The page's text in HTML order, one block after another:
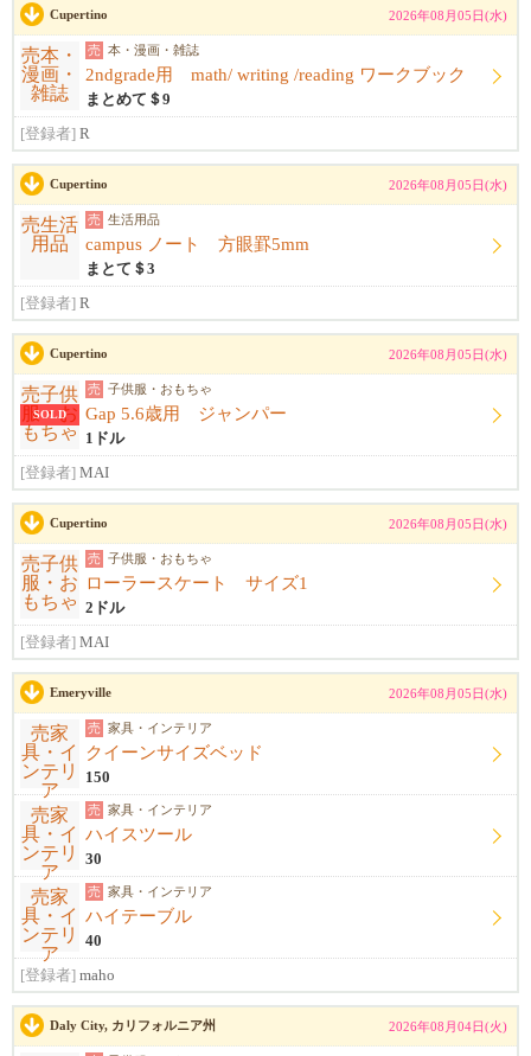
Cupertino 2026年08月05日(水)
売 本・漫画・雑誌
2ndgrade用 math/ writing /reading ワークブック
まとめて＄9
[登録者] R
Cupertino 2026年08月05日(水)
売 生活用品
campus ノート 方眼罫5mm
まとて＄3
[登録者] R
Cupertino 2026年08月05日(水)
SOLD
売 子供服・おもちゃ
Gap 5.6歳用 ジャンパー
1ドル
[登録者] MAI
Cupertino 2026年08月05日(水)
売 子供服・おもちゃ
ローラースケート サイズ1
2ドル
[登録者] MAI
Emeryville 2026年08月05日(水)
売 家具・インテリア
クイーンサイズベッド
150
売 家具・インテリア
ハイスツール
30
売 家具・インテリア
ハイテーブル
40
[登録者] maho
Daly City, カリフォルニア州 2026年08月04日(火)